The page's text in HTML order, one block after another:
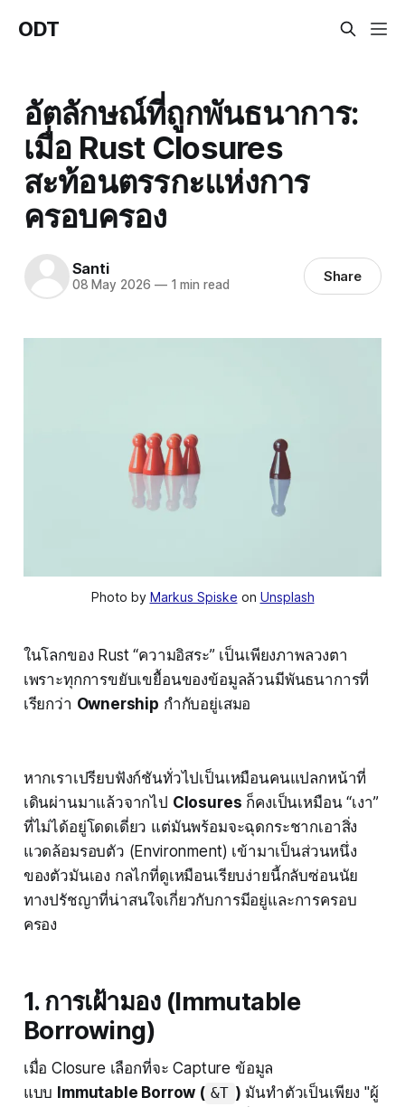
ODT
อัตลักษณ์ที่ถูกพันธนาการ:
เมื่อ Rust Closures
สะท้อนตรรกะแห่งการ
ครอบครอง
Santi
08 May 2026 —1 min read Share
Photo by Markus Spiske on Unsplash
ในโลกของ Rust “ความอิสระ” เป็นเพียงภาพลวงตา
เพราะทุกการขยับเขยื้อนของข้อมูลล้วนมีพันธนาการที่
เรียกว่า Ownership กำกับอยู่เสมอ
หากเราเปรียบฟังก์ชันทั่วไปเป็นเหมือนคนแปลกหน้าที่
เดินผ่านมาแล้วจากไป Closures ก็คงเป็นเหมือน “เงา”
ที่ไม่ได้อยู่โดดเดี่ยว แต่มันพร้อมจะฉุดกระชากเอาสิ่ง
แวดล้อมรอบตัว (Environment) เข้ามาเป็นส่วนหนึ่ง
ของตัวมันเอง กลไกที่ดูเหมือนเรียบง่ายนี้กลับซ่อนนัย
ทางปรัชญาที่น่าสนใจเกี่ยวกับการมีอยู่และการครอบ
ครอง
1. การเฝ้ามอง (Immutable
Borrowing)
เมื่อ Closure เลือกที่จะ Capture ข้อมูล
แบบ Immutable Borrow ( &T ) มันทำตัวเป็นเพียง "ผู้